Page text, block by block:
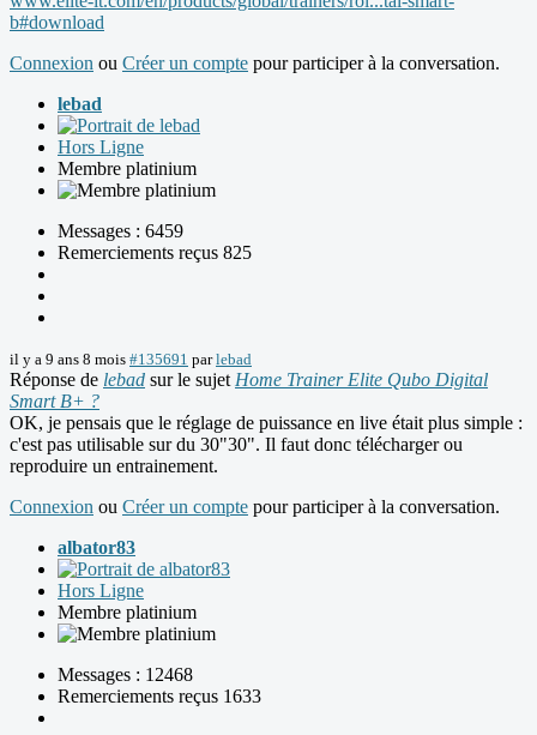
b#download
Connexion ou Créer un compte pour participer à la conversation.
lebad
Hors Ligne
Membre platinium
Messages : 6459
Remerciements reçus 825
il y a 9 ans 8 mois #135691 parlebad
Réponse de lebad sur le sujet Home Trainer Elite Qubo Digital
Smart B+ ?
OK, je pensais que le réglage de puissance en live était plus simple :
c'est pas utilisable sur du 30"30". Il faut donc télécharger ou
reproduire un entrainement.
Connexion ou Créer un compte pour participer à la conversation.
albator83
Hors Ligne
Membre platinium
Messages : 12468
Remerciements reçus 1633